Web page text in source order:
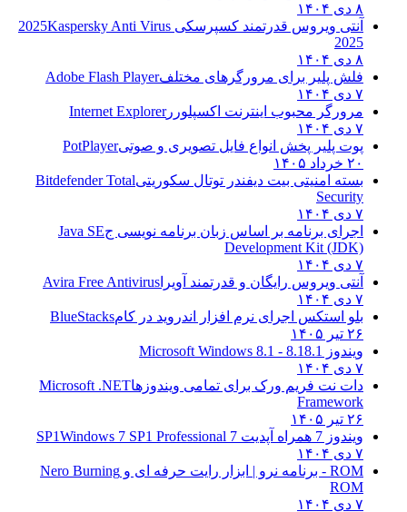
آنتی ویروس قدرتمند کسپرسکی 2025 Kaspersky Anti Virus
2025
فلش پلیر برای مرورگرهای مختلف Adobe Flash Player
مرورگر محبوب اینترنت اکسپلورر Internet Explorer
پوت پلیر پخش انواع فایل تصویری و صوتیPotPlayer
۲۰ خرداد ۱۴۰۵
بسته امنیتی بیت دیفندر توتال سکوریتیBitdefender Total
Security
اجرای برنامه بر اساس زبان برنامه نویسی ج Java SE
Development Kit (JDK)
آنتی ویروس رایگان و قدرتمند آویراAvira Free Antivirus
بلو استکس اجرای نرم افزار اندروید در کامBlueStacks
۲۶ تیر ۱۴۰۵
ویندوز 8.18.1 - Microsoft Windows 8.1
دات نت فریم ورک برای تمامی ویندوزهاMicrosoft .NET
Framework
۲۶ تیر ۱۴۰۵
ویندوز 7 همراه آپدیت 7 SP1
Windows 7 SP1 Professional
ROM - برنامه نرو | ابزار رایت حرفه ای و
Nero Burning
ROM